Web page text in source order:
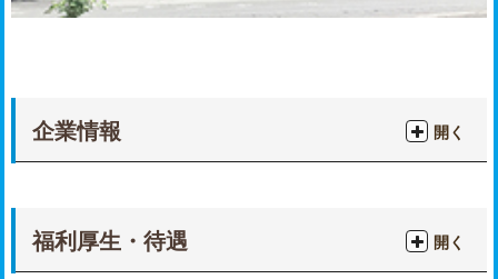
企業情報 開く
福利厚生・待遇 開く